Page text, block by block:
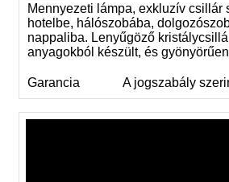
Mennyezeti lámpa, exkluzív csillár
hotelbe, hálószobába,
nappaliba. Lenyűgöző
anyagokból készült, és
Garancia A jogszabály